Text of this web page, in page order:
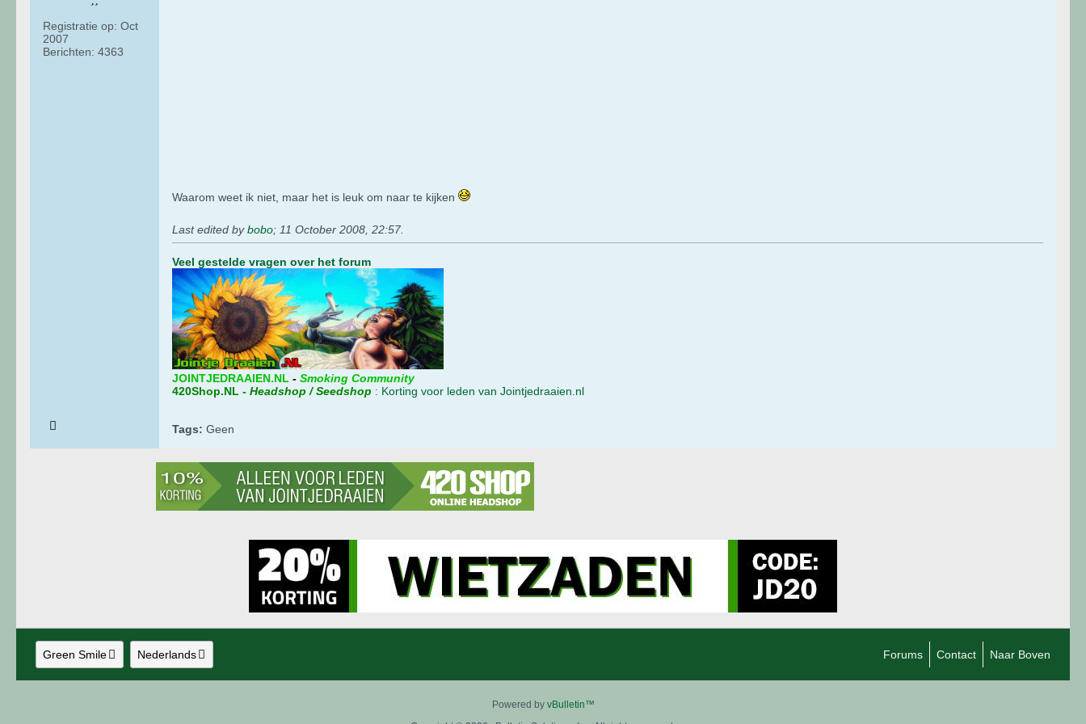
Registratie op: Oct
2007
Berichten: 4363
Waarom weet ik niet, maar het is leuk om naar te kijken
Last edited bybobo; 11 October 2008, 22:57
Veel gestelde vragen over het forum
JOINTJEDRAAIEN.NL - Smoking Community
420Shop.NL - Headshop / Seedshop : Korting voor leden van Jointjedraaien.nl
Tags: Geen
Green Smile Nederlands Forums Contact Naar Boven
Powered by vBulletin™